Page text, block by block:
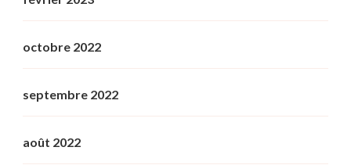
octobre 2022
septembre 2022
août 2022